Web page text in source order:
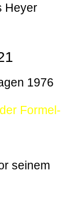
Heyer
1976
Formel-
seinem